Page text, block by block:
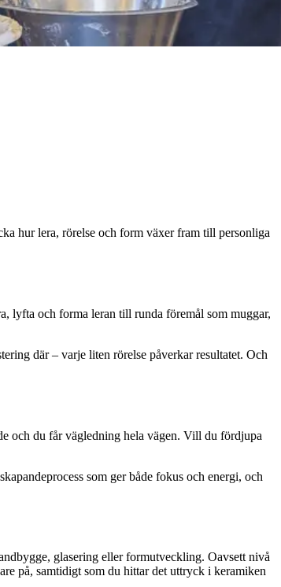
hur lera, rörelse och form växer fram till personliga
lyfta och forma leran till runda föremål som muggar,
där – varje liten rörelse påverkar resultatet. Och
och du får vägledning hela vägen. Vill du fördjupa
som ger både fokus och energi, och
glasering eller formutveckling. Oavsett nivå
på, samtidigt som du hittar det uttryck i keramiken